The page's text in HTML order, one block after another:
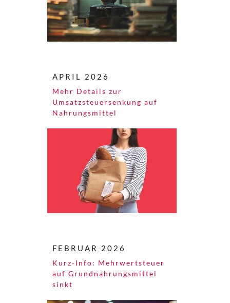
APRIL 2026
Mehr Details zur
Umsatzsteuersenkung auf
Nahrungsmittel
FEBRUAR 2026
Kurz-Info: Mehrwertsteuer
auf Grundnahrungsmittel
sinkt